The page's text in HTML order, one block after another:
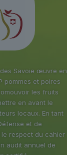
Savoie œuvre en
pommes et poires
les fruits
en avant le
locaux. En tant
et de
le respect du cahier
audit annuel de